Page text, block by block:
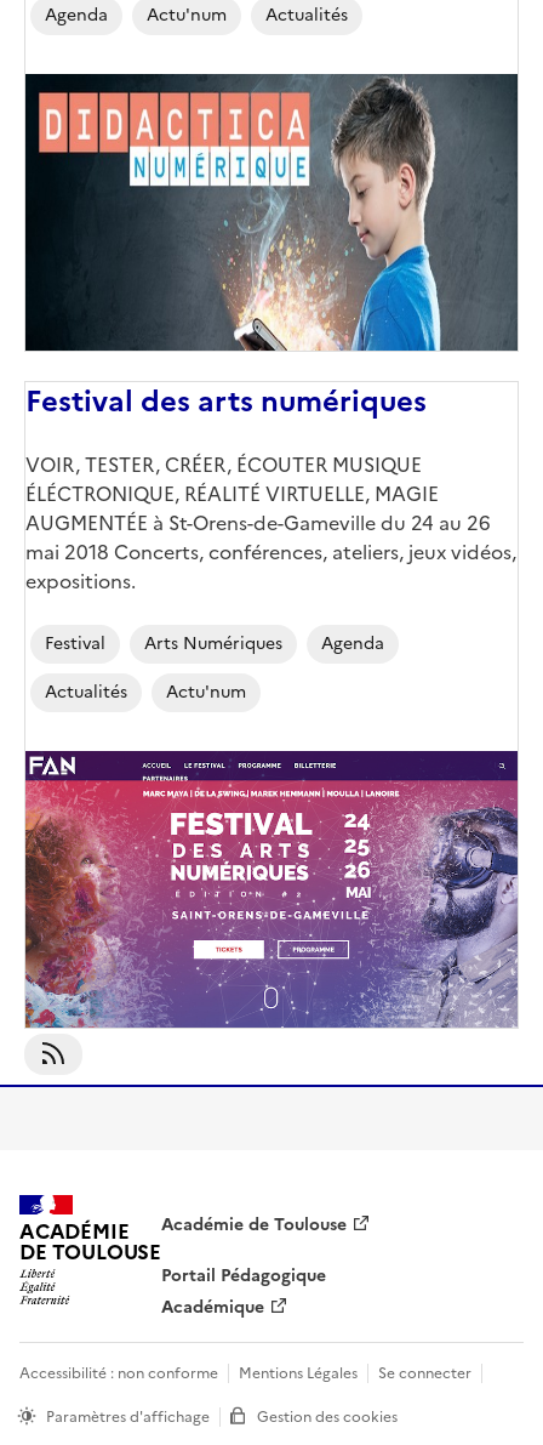
Agenda
Actu'num Actualités
Festival des arts numériques
VOIR, TESTER, CRÉER, ÉCOUTER MUSIQUE
ÉLÉCTRONIQUE, RÉALITÉ VIRTUELLE, MAGIE
AUGMENTÉE à St-Orens-de-Gameville du 24 au 26
mai 2018 Concerts, conférences, ateliers, jeux vidéos,
expositions.
Festival Arts Numériques
Agenda
Actualités
Actu'num
S'abonner À Arts Numériques
ACADÉMIE
DE TOULOUSE
Académie de Toulouse
Portail Pédagogique
Académique
Accessibilité : non conforme Mentions Légales
Se connecter
Paramètres d'affichage
Gestion des cookies